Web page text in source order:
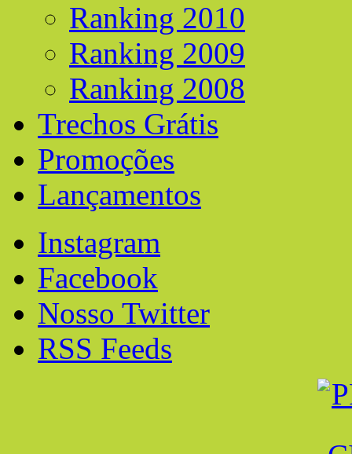
Ranking 2010
Ranking 2009
Ranking 2008
Trechos Grátis
Promoções
Lançamentos
Instagram
Facebook
Nosso Twitter
RSS Feeds